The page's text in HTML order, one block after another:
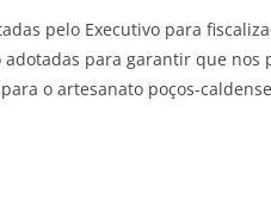
pelo Executivo para
para garantir que nos
o artesanato poços-